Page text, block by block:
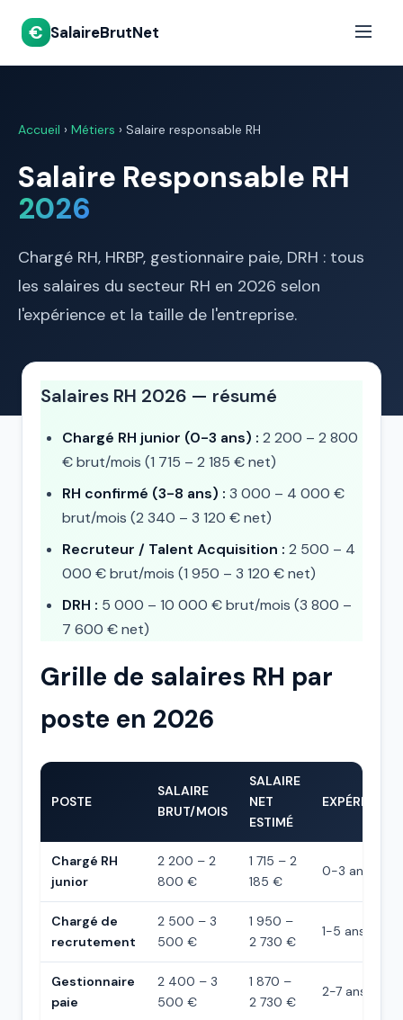
€ SalaireBrutNet
Accueil › Métiers › Salaire responsable RH
Salaire Responsable RH
2026
Chargé RH, HRBP, gestionnaire paie, DRH : tous
les salaires du secteur RH en 2026 selon
l'expérience et la taille de l'entreprise.
Salaires RH 2026 — résumé
Chargé RH junior (0-3 ans) : 2 200 – 2 800
€ brut/mois (1 715 – 2 185 € net)
RH confirmé (3-8 ans) : 3 000 – 4 000 €
brut/mois (2 340 – 3 120 € net)
Recruteur / Talent Acquisition : 2 500 – 4
000 € brut/mois (1 950 – 3 120 € net)
DRH : 5 000 – 10 000 € brut/mois (3 800 –
7 600 € net)
Grille de salaires RH par
poste en 2026
POSTE
SALAIRE
BRUT/MOIS
SALAIRE
NET
ESTIMÉ
EXPÉRIENCE
Chargé RH
junior
2 200 – 2
800 €
1 715 – 2
185 €
0-3 ans
Chargé de
recrutement
2 500 – 3
500 €
1 950 –
2 730 €
1-5 ans
Gestionnaire
paie
2 400 – 3
500 €
1 870 –
2 730 €
2-7 ans